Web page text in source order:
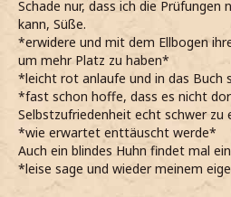
Schade nur, dass ich die Prüfungen
kann, Süße.
*erwidere und mit dem Ellbogen
um mehr Platz zu haben*
*leicht rot anlaufe und in das Buch
*fast schon hoffe, dass es nicht
Selbstzufriedenheit echt schwer zu
*wie erwartet enttäuscht werde*
Auch ein blindes Huhn findet mal
*leise sage und wieder meinem